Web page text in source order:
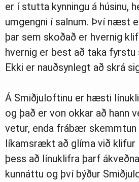
er í stutta kynningu á húsinu,
umgengni í salnum. Því næst
þar sem skoðað er hvernig
hvernig er best að taka
Ekki er nauðsynlegt að skrá
Á Smiðjuloftinu er hæsti
og það er von okkar að hann
vetur, enda frábær skemmtun
líkamsrækt að glíma við
þess að línuklifra þarf
kunnáttu og því býður